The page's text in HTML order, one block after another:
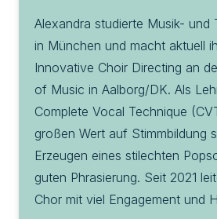
Alexandra studierte Musik- und
in München und macht aktuell
Innovative Choir Directing an
of Music in Aalborg/DK. Als
Complete Vocal Technique
großen Wert auf Stimmbildung
Erzeugen eines stilechten
guten Phrasierung. Seit 2021
Chor mit viel Engagement und